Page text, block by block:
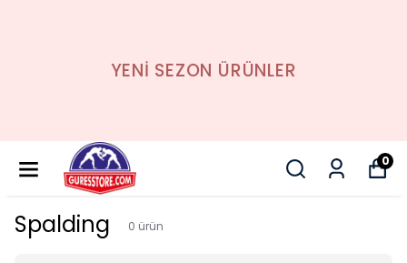
YENİ SEZON ÜRÜNLER
0
Spalding 0 ürün